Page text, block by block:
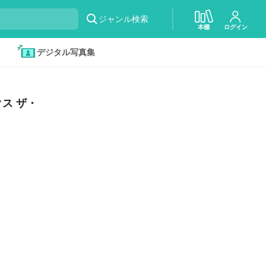
ジャンル検索
本棚 ログイン
デジタル写真集
ザ・